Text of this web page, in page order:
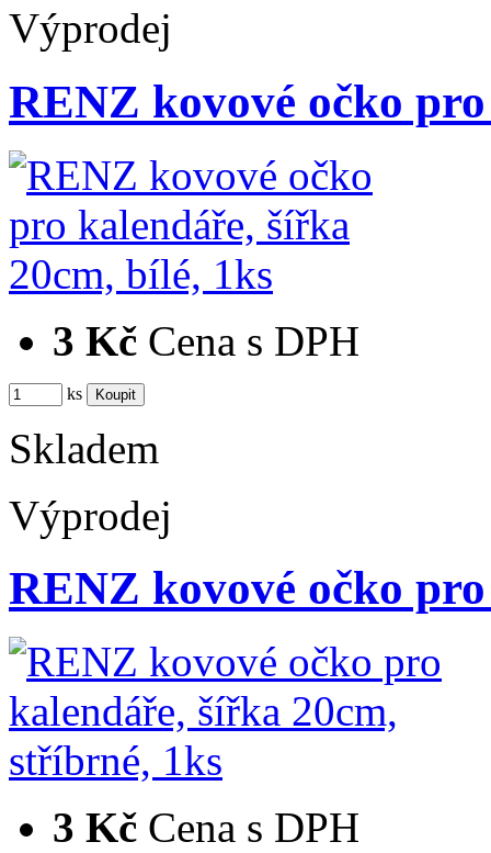
Výprodej
RENZ kovové očko
3 Kč Cena s DPH
ks
Skladem
Výprodej
RENZ kovové očko
3 Kč Cena s DPH